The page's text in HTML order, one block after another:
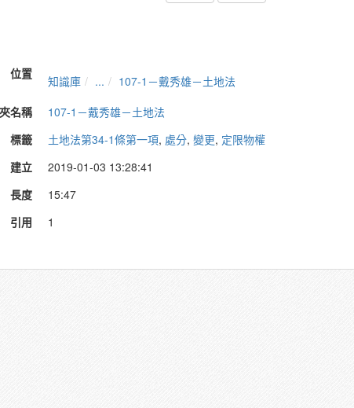
位置 知識庫 ...
107-1－戴秀雄－土地法
名稱
107-1－戴秀雄－土地法
標籤
土地法第34-1條第一項, 處分, 變更, 定限物權
建立
2019-01-03 13:28:41
長度
15:47
引用
1